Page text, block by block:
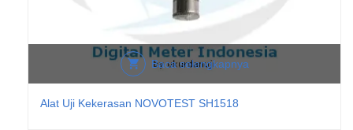
Baca selengkapnya
Alat Uji Kekerasan NOVOTEST SH1518